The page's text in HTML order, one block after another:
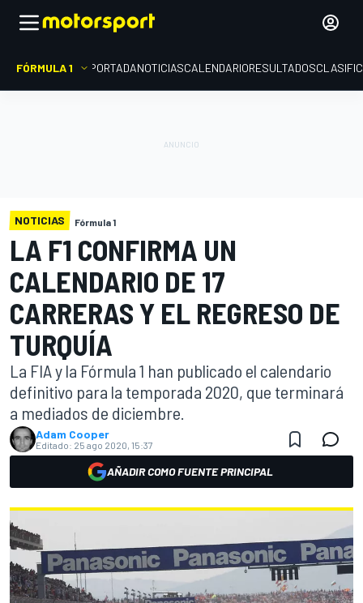
FÓRMULA 1 PORTADANOTICIASCALENDARIORESULTADOS
NOTICIAS Fórmula 1
LA F1 CONFIRMA UN
CALENDARIO DE 17
CARRERAS Y EL REGRESO DE
TURQUÍA
La FIA y la Fórmula 1 han publicado el calendario
definitivo para la temporada 2020, que terminará
a mediados de diciembre.
Adam Cooper
Editado: 25 ago 2020, 15:37
AÑADIR COMO FUENTE PRINCIPAL